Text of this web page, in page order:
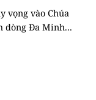
vọng vào Chúa
dòng Đa Minh...